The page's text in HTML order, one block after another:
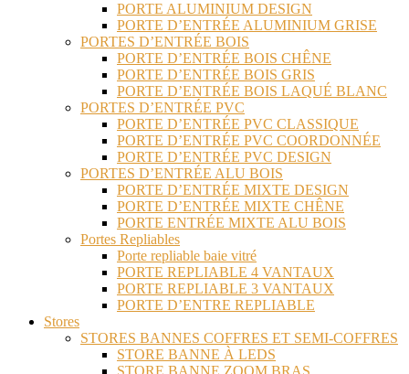
PORTE ALUMINIUM DESIGN
PORTE D’ENTRÉE ALUMINIUM GRISE
PORTES D’ENTRÉE BOIS
PORTE D’ENTRÉE BOIS CHÊNE
PORTE D’ENTRÉE BOIS GRIS
PORTE D’ENTRÉE BOIS LAQUÉ BLANC
PORTES D’ENTRÉE PVC
PORTE D’ENTRÉE PVC CLASSIQUE
PORTE D’ENTRÉE PVC COORDONNÉE
PORTE D’ENTRÉE PVC DESIGN
PORTES D’ENTRÉE ALU BOIS
PORTE D’ENTRÉE MIXTE DESIGN
PORTE D’ENTRÉE MIXTE CHÊNE
PORTE ENTRÉE MIXTE ALU BOIS
Portes Repliables
Porte repliable baie vitré
PORTE REPLIABLE 4 VANTAUX
PORTE REPLIABLE 3 VANTAUX
PORTE D’ENTRE REPLIABLE
Stores
STORES BANNES COFFRES ET SEMI-COFFRES
STORE BANNE À LEDS